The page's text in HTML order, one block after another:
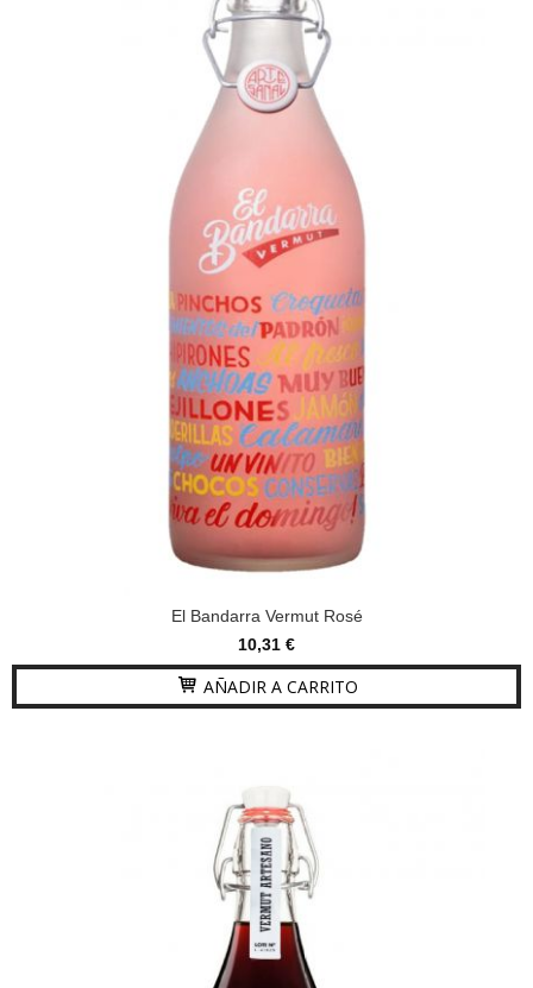
El Bandarra Vermut Rosé
10,31 €
AÑADIR A CARRITO